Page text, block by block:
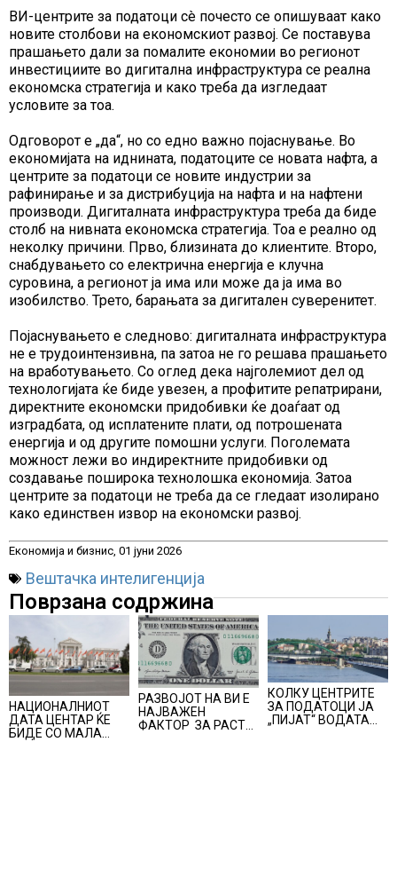
ВИ-центрите за податоци сè почесто се опишуваат како
новите столбови на економскиот развој. Се поставува
прашањето дали за помалите економии во регионот
инвестициите во дигитална инфраструктура се реална
економска стратегија и како треба да изгледаат
условите за тоа.
Одговорот е „да“, но со едно важно појаснување. Во
економијата на иднината, податоците се новата нафта, а
центрите за податоци се новите индустрии за
рафинирање и за дистрибуција на нафта и на нафтени
производи. Дигиталната инфраструктура треба да биде
столб на нивната економска стратегија. Тоа е реално од
неколку причини. Прво, близината до клиентите. Второ,
снабдувањето со електрична енергија е клучна
суровина, а регионот ја има или може да ја има во
изобилство. Трето, барањата за дигитален суверенитет.
Појаснувањето е следново: дигиталната инфраструктура
не е трудоинтензивна, па затоа не го решава прашањето
на вработувањето. Со оглед дека најголемиот дел од
технологијата ќе биде увезен, а профитите репатрирани,
директните економски придобивки ќе доаѓаат од
изградбата, од исплатените плати, од потрошената
енергија и од другите помошни услуги. Поголемата
можност лежи во индиректните придобивки од
создавање поширока технолошка економија. Затоа
центрите за податоци не треба да се гледаат изолирано
како единствен извор на економски развој.
Економија и бизнис, 01 јуни 2026
Вештачка интелигенција
Поврзана содржина
НАЦИОНАЛНИОТ
ДАТА ЦЕНТАР ЌЕ
БИДЕ СО МАЛА
РАЗВОЈОТ НА ВИ Е
НАЈВАЖЕН
ФАКТОР ЗА РАСТ
КОЛКУ ЦЕНТРИТЕ
ЗА ПОДАТОЦИ ЈА
„ПИЈАТ“ ВОДАТА